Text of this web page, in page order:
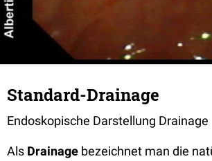
Standard-Drainage
Endoskopische Darstellung Drainage
Als Drainage bezeichnet man die